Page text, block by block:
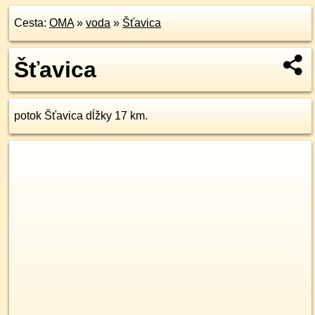
Cesta: OMA» voda » Šťavica
Šťavica
potok Šťavica dĺžky 17 km.